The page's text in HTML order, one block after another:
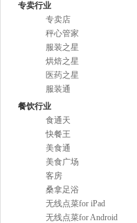
专卖行业
专卖店
秤心管家
服装之星
烘焙之星
医药之星
服装通
餐饮行业
食通天
快餐王
美食通
美食广场
客房
桑拿足浴
无线点菜for iPad
无线点菜for Android